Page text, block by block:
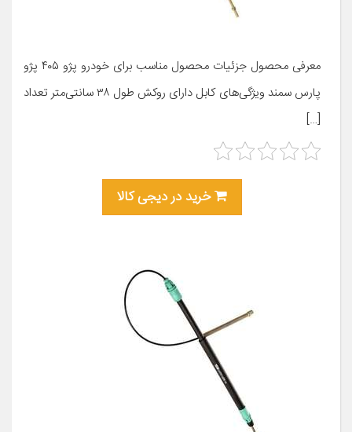
معرفی محصول جزئیات محصول مناسب برای خودرو پژو ۴۰۵ پژو
پارس سمند ویژگی‌های کابل دارای روکش طول ۳۸ سانتی‌متر تعداد
[…]
خرید در دیجی کالا